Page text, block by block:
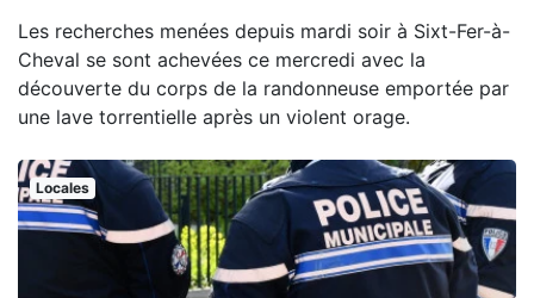
Les recherches menées depuis mardi soir à Sixt-Fer-à-
Cheval se sont achevées ce mercredi avec la
découverte du corps de la randonneuse emportée par
une lave torrentielle après un violent orage.
Locales